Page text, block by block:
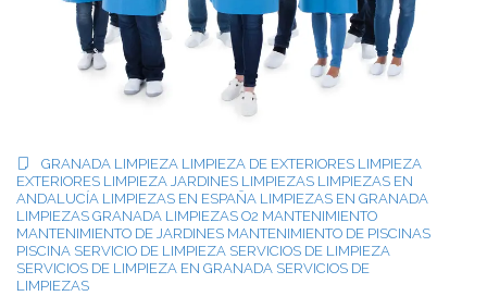
GRANADA LIMPIEZA LIMPIEZA DE EXTERIORES LIMPIEZA
EXTERIORES LIMPIEZA JARDINES LIMPIEZAS LIMPIEZAS EN
ANDALUCÍA LIMPIEZAS EN ESPAÑA LIMPIEZAS EN GRANADA
LIMPIEZAS GRANADA LIMPIEZAS O2 MANTENIMIENTO
MANTENIMIENTO DE JARDINES MANTENIMIENTO DE PISCINAS
PISCINA SERVICIO DE LIMPIEZA SERVICIOS DE LIMPIEZA
SERVICIOS DE LIMPIEZA EN GRANADA SERVICIOS DE
LIMPIEZAS